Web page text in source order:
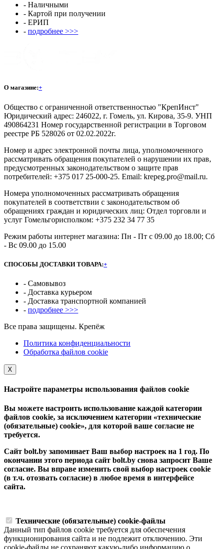
- Наличными
- Картой при получении
- ЕРИП
- подробнее >>>
О магазине:+
Общество с ограниченной ответственностью "КрепИнст"
Юридический адрес: 246022, г. Гомель, ул. Кирова, 35-9. УНП
490864231 Номер государственной регистрации в Торговом
реестре РБ 528026 от 02.02.2022г.
Номер и адрес электронной почты лица, уполномоченного
рассматривать обращения покупателей о нарушении их прав,
предусмотренных законодательством о защите прав
потребителей: +375 017 25-000-25. Email: krepeg.pro@mail.ru.
Номера уполномоченных рассматривать обращения
покупателей в соответствии с законодательством об
обращениях граждан и юридических лиц: Отдел торговли и
услуг Гомельгорисполком: +375 232 34 77 35
Режим работы интернет магазина: Пн - Пт с 09.00 до 18.00; Сб
- Вс 09.00 до 15.00
СПОСОБЫ ДОСТАВКИ ТОВАРА:+
- Самовывоз
- Доставка курьером
- Доставка транспортной компанией
- подробнее >>>
Все права защищены. Крепёж
Политика конфиденциальности
Обработка файлов cookie
Х
Настройте параметры использования файлов cookie
Вы можете настроить использование каждой категории
файлов cookie, за исключением категории «технические
(обязательные) cookie», для которой ваше согласие не
требуется.
Сайт bolt.by запоминает Ваш выбор настроек на 1 год. По
окончании этого периода сайт bolt.by снова запросит Ваше
согласие. Вы вправе изменить свой выбор настроек cookie
(в т.ч. отозвать согласие) в любое время в интерфейсе
сайта.
Технические (обязательные) cookie-файлы
Данный тип файлов cookie требуется для обеспечения
функционирования сайта и не подлежит отключению. Эти